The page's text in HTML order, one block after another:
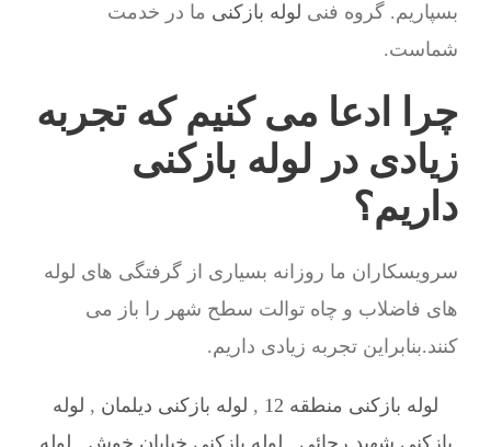
بسپاریم. گروه فنی لوله بازکنی ما در خدمت
شماست.
چرا ادعا می کنیم که تجربه
زیادی در لوله بازکنی
داریم؟
سرویسکاران ما روزانه بسیاری از گرفتگی های لوله
های فاضلاب و چاه توالت سطح شهر را باز می
کنند.بنابراین تجربه زیادی داریم.
لوله بازکنی منطقه 12 , لوله بازکنی دیلمان , لوله
بازکنی شهید رجائی , لوله بازکنی خیابان خوش , لوله